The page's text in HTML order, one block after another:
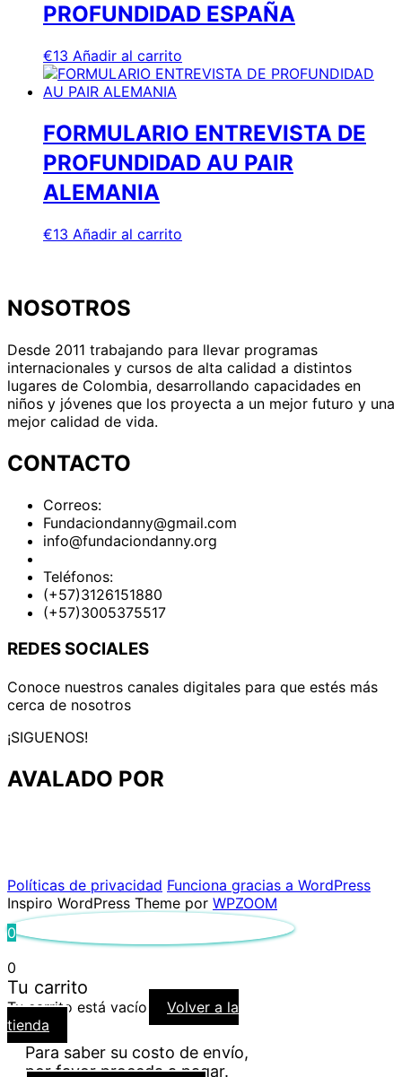
PROFUNDIDAD ESPAÑA
€13 Añadir al carrito
FORMULARIO ENTREVISTA DE
PROFUNDIDAD AU PAIR
ALEMANIA
€13 Añadir al carrito
NOSOTROS
Desde 2011 trabajando para llevar programas
internacionales y cursos de alta calidad a distintos
lugares de Colombia, desarrollando capacidades en
niños y jóvenes que los proyecta a un mejor futuro y una
mejor calidad de vida.
CONTACTO
Correos:
Fundaciondanny@gmail.com
info@fundaciondanny.org
Teléfonos:
(+57)3126151880
(+57)3005375517
REDES SOCIALES
Conoce nuestros canales digitales para que estés más
cerca de nosotros
¡SIGUENOS!
AVALADO POR
Políticas de privacidad Funciona gracias a WordPress
Inspiro WordPress Theme por WPZOOM
0
0
Tu carrito
Tu carrito está vacío
Volver a la
tienda
Para saber su costo de envío,
por favor proceda a pagar.